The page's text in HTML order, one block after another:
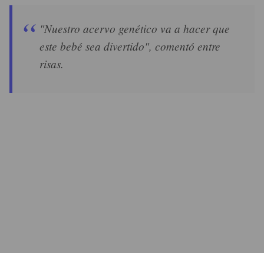
"Nuestro acervo genético va a hacer que
este bebé sea divertido", comentó entre
risas.